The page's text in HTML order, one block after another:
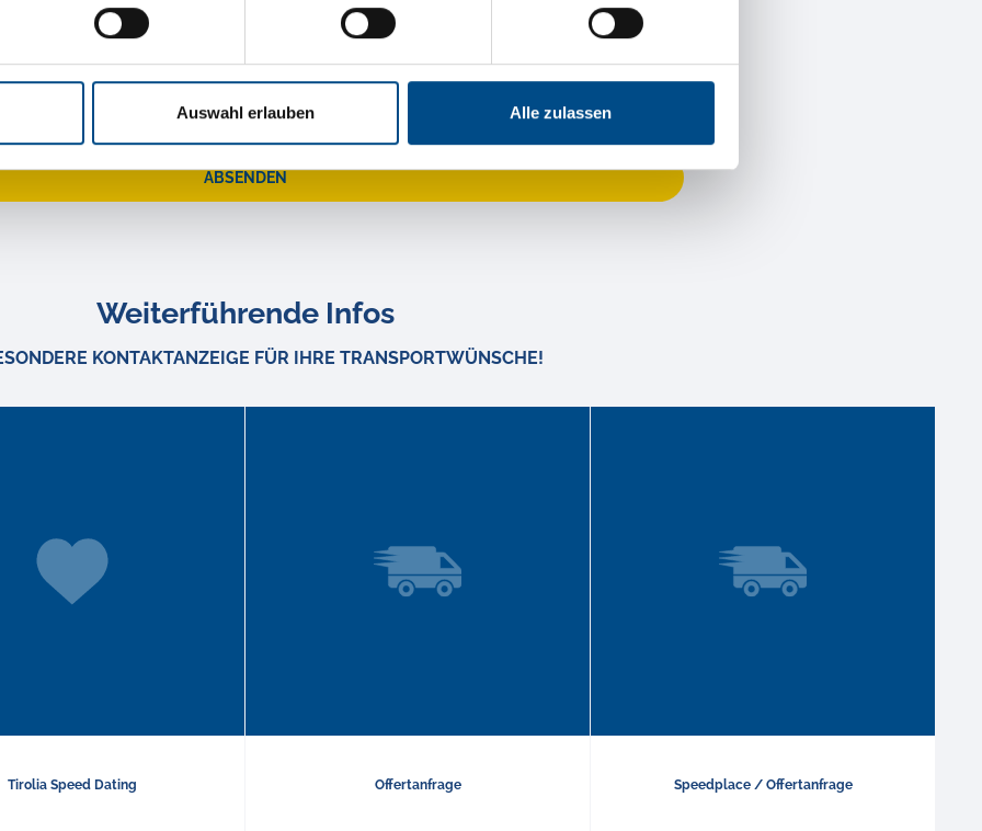
Auswahl erlauben Alle zulassen
ABSENDEN
Weiterführende Infos
KONTAKTANZEIGE FÜR IHRE TRANSPORTWÜNSCHE!
Tirolia Speed Dating Offertanfrage Speedplace / Offertanfrage